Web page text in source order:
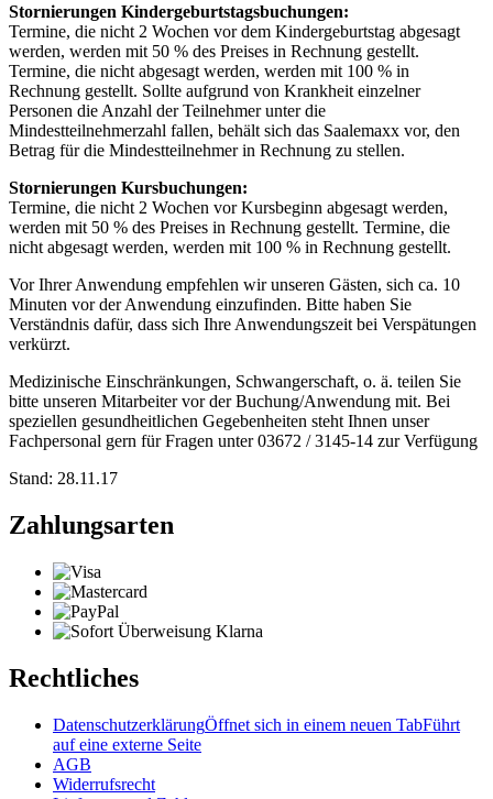
Stornierungen Kindergeburtstagsbuchungen:
Termine, die nicht 2 Wochen vor dem Kindergeburtstag abgesagt
werden, werden mit 50 % des Preises in Rechnung gestellt.
Termine, die nicht abgesagt werden, werden mit 100 % in
Rechnung gestellt. Sollte aufgrund von Krankheit einzelner
Personen die Anzahl der Teilnehmer unter die
Mindestteilnehmerzahl fallen, behält sich das Saalemaxx vor, den
Betrag für die Mindestteilnehmer in Rechnung zu stellen.
Stornierungen Kursbuchungen:
Termine, die nicht 2 Wochen vor Kursbeginn abgesagt werden,
werden mit 50 % des Preises in Rechnung gestellt. Termine, die
nicht abgesagt werden, werden mit 100 % in Rechnung gestellt.
Vor Ihrer Anwendung empfehlen wir unseren Gästen, sich ca. 10
Minuten vor der Anwendung einzufinden. Bitte haben Sie
Verständnis dafür, dass sich Ihre Anwendungszeit bei Verspätungen
verkürzt.
Medizinische Einschränkungen, Schwangerschaft, o. ä. teilen Sie
bitte unseren Mitarbeiter vor der Buchung/Anwendung mit. Bei
speziellen gesundheitlichen Gegebenheiten steht Ihnen unser
Fachpersonal gern für Fragen unter 03672 / 3145-14 zur Verfügung
Stand: 28.11.17
Zahlungsarten
Rechtliches
DatenschutzerklärungÖffnet sich in einem neuen TabFührt
auf eine externe Seite
AGB
Widerrufsrecht